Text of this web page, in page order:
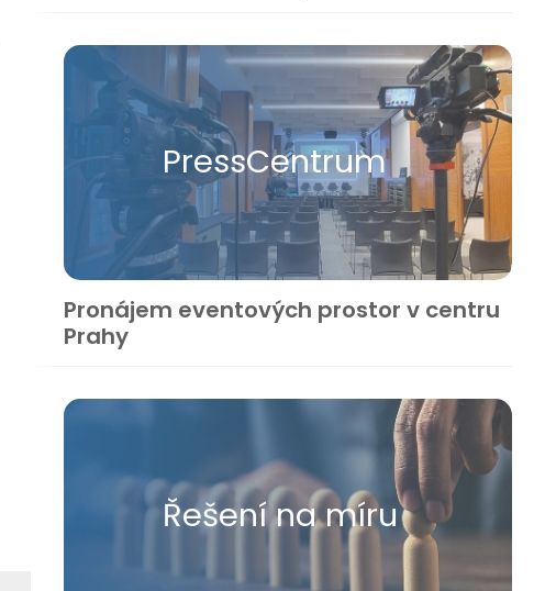
Press​Centrum
Pronájem eventových prostor v centru
Prahy
Řešení na míru